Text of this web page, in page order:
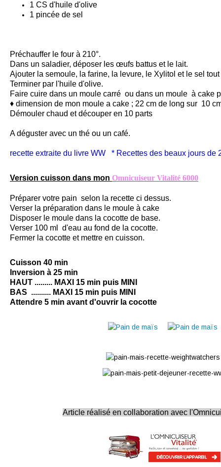
1 CS d'huile d'olive
1 pincée de sel
Préchauffer le four à 210°.
Dans un saladier, déposer les œufs battus et le lait.
Ajouter la semoule, la farine, la levure, le Xylitol et le sel
Terminer par l'huile d'olive.
Faire cuire dans un moule carré ou dans un moule à cake
♦ dimension de mon moule a cake ; 22 cm de long sur 10
Démouler chaud et découper en 10 parts
A déguster avec un thé ou un café.
recette extraite du livre WW * Recettes des beaux jours de
Version cuisson dans mon Omnicuiseur Vitalité 6000
Préparer votre pain selon la recette ci dessus.
Verser la préparation dans le moule à cake
Disposer le moule dans la cocotte de base.
Verser 100 ml d'eau au fond de la cocotte.
Fermer la cocotte et mettre en cuisson.
Cuisson 40 min
Inversion à 25 min
HAUT ......... MAXI 15 min puis MINI
BAS .......... MAXI 15 min puis MINI
Attendre 5 min avant d'ouvrir la cocotte
Article réalisé en collaboration avec